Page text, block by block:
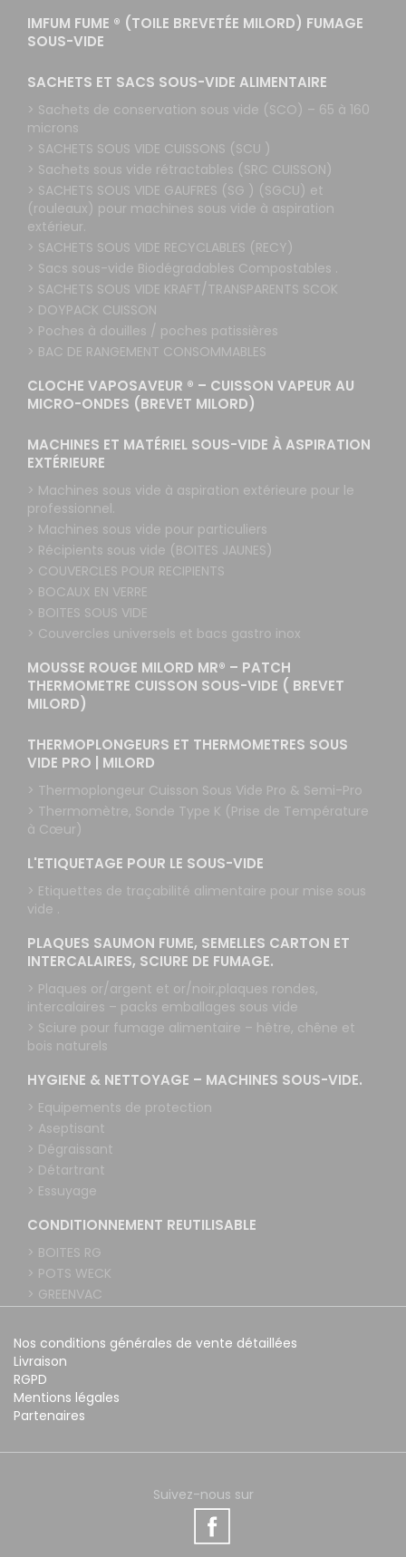
IMFUM FUME ® (TOILE BREVETÉE MILORD) FUMAGE
SOUS-VIDE
SACHETS ET SACS SOUS-VIDE ALIMENTAIRE
> Sachets de conservation sous vide (SCO) – 65 à 160
microns
> SACHETS SOUS VIDE CUISSONS (SCU )
> Sachets sous vide rétractables (SRC CUISSON)
> SACHETS SOUS VIDE GAUFRES (SG ) (SGCU) et
(rouleaux) pour machines sous vide à aspiration
extérieur.
> SACHETS SOUS VIDE RECYCLABLES (RECY)
> Sacs sous-vide Biodégradables Compostables .
> SACHETS SOUS VIDE KRAFT/TRANSPARENTS SCOK
> DOYPACK CUISSON
> Poches à douilles / poches patissières
> BAC DE RANGEMENT CONSOMMABLES
CLOCHE VAPOSAVEUR ® – CUISSON VAPEUR AU
MICRO-ONDES (BREVET MILORD)
MACHINES ET MATÉRIEL SOUS-VIDE À ASPIRATION
EXTÉRIEURE
> Machines sous vide à aspiration extérieure pour le
professionnel.
> Machines sous vide pour particuliers
> Récipients sous vide (BOITES JAUNES)
> COUVERCLES POUR RECIPIENTS
> BOCAUX EN VERRE
> BOITES SOUS VIDE
> Couvercles universels et bacs gastro inox
MOUSSE ROUGE MILORD MR® – PATCH
THERMOMETRE CUISSON SOUS-VIDE ( BREVET
MILORD)
THERMOPLONGEURS ET THERMOMETRES SOUS
VIDE PRO | MILORD
> Thermoplongeur Cuisson Sous Vide Pro & Semi-Pro
> Thermomètre, Sonde Type K (Prise de Température
à Cœur)
L'ETIQUETAGE POUR LE SOUS-VIDE
> Etiquettes de traçabilité alimentaire pour mise sous
vide .
PLAQUES SAUMON FUME, SEMELLES CARTON ET
INTERCALAIRES, SCIURE DE FUMAGE.
> Plaques or/argent et or/noir,plaques rondes,
intercalaires – packs emballages sous vide
> Sciure pour fumage alimentaire – hêtre, chêne et
bois naturels
HYGIENE & NETTOYAGE – MACHINES SOUS-VIDE.
> Equipements de protection
> Aseptisant
> Dégraissant
> Détartrant
> Essuyage
CONDITIONNEMENT REUTILISABLE
> BOITES RG
> POTS WECK
> GREENVAC
Nos conditions générales de vente détaillées
Livraison
RGPD
Mentions légales
Partenaires
Suivez-nous sur